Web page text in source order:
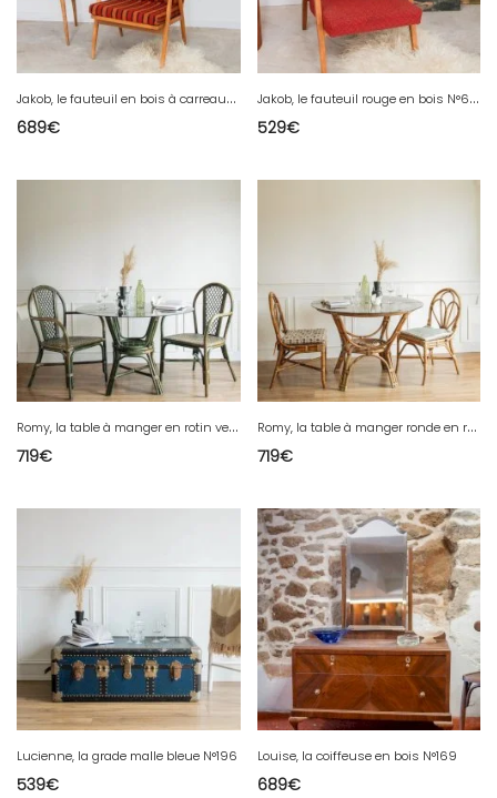
J
akob, le fauteuil en bois à carreaux N°622
689€
J
akob, le fauteuil rouge en bois N°616
529€
R
omy, la table à manger en rotin vert N°394
719€
R
omy, la table à manger ronde en rotin N°389
719€
Lucienne, la grade malle bleue N°196
539€
Louise, la coiffeuse en bois N°169
689€